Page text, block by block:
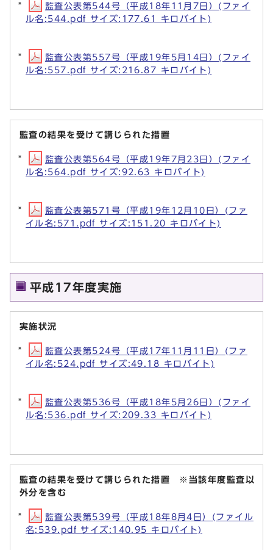
監査公表第544号（平成18年11月7日）(ファイ
ル名:544.pdf サイズ:177.61 キロバイト)
監査公表第557号（平成19年5月14日）(ファイ
ル名:557.pdf サイズ:216.87 キロバイト)
監査の結果を受けて講じられた措置
監査公表第564号（平成19年7月23日）(ファイ
ル名:564.pdf サイズ:92.63 キロバイト)
監査公表第571号（平成19年12月10日）(ファ
イル名:571.pdf サイズ:151.20 キロバイト)
平成17年度実施
実施状況
監査公表第524号（平成17年11月11日）(ファ
イル名:524.pdf サイズ:49.18 キロバイト)
監査公表第536号（平成18年5月26日）(ファイ
ル名:536.pdf サイズ:209.33 キロバイト)
監査の結果を受けて講じられた措置 ※当該年度監査以
外分を含む
監査公表第539号（平成18年8月4日）(ファイル
名:539.pdf サイズ:140.95 キロバイト)